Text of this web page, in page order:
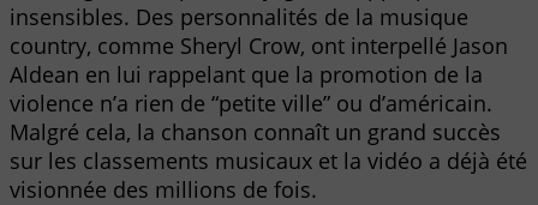
insensibles. Des personnalités de la musique
country, comme Sheryl Crow, ont interpellé Jason
Aldean en lui rappelant que la promotion de la
violence n’a rien de “petite ville” ou d’américain.
Malgré cela, la chanson connaît un grand succès
sur les classements musicaux et la vidéo a déjà été
visionnée des millions de fois.